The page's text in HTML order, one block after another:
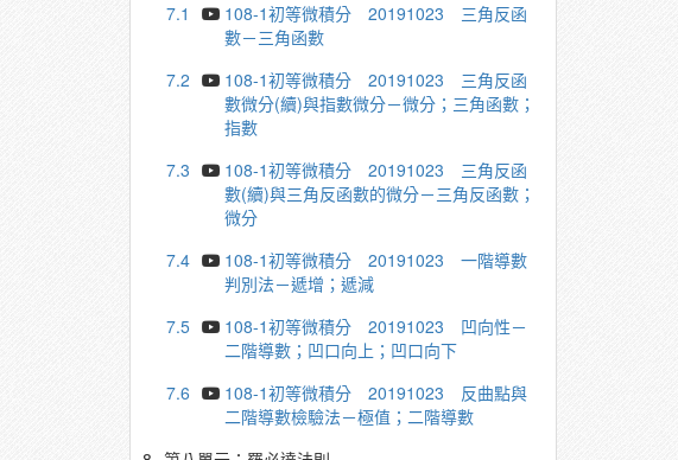
7.1
108-1初等微積分 20191023 三角反函
數－三角函數
7.2
108-1初等微積分 20191023 三角反函
數微分(續)與指數微分－微分；三角函數；
指數
7.3
108-1初等微積分 20191023 三角反函
數(續)與三角反函數的微分－三角反函數；
微分
7.4
108-1初等微積分 20191023 一階導數
判別法－遞增；遞減
7.5
108-1初等微積分 20191023 凹向性－
二階導數；凹口向上；凹口向下
7.6
108-1初等微積分 20191023 反曲點與
二階導數檢驗法－極值；二階導數